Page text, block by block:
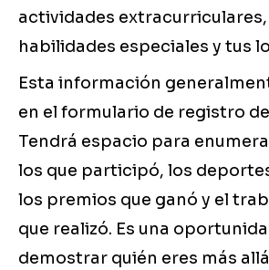
actividades
habilidades especiales y tus
Esta información
en el formulario de registro
Tendrá espacio para
los que participó, los
los premios que ganó y el
que realizó. Es una
demostrar quién eres más